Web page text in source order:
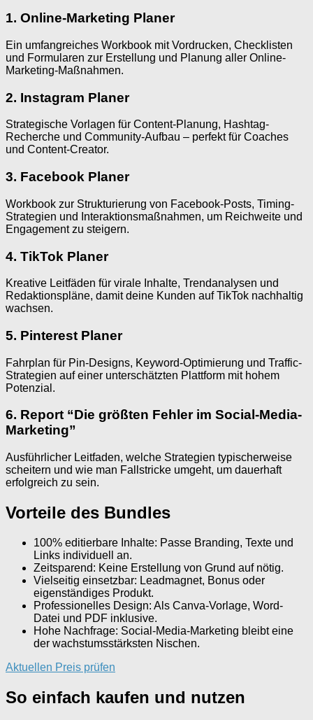
1. Online-Marketing Planer
Ein umfangreiches Workbook mit Vordrucken, Checklisten
und Formularen zur Erstellung und Planung aller Online-
Marketing-Maßnahmen.
2. Instagram Planer
Strategische Vorlagen für Content-Planung, Hashtag-
Recherche und Community-Aufbau – perfekt für Coaches
und Content-Creator.
3. Facebook Planer
Workbook zur Strukturierung von Facebook-Posts, Timing-
Strategien und Interaktionsmaßnahmen, um Reichweite und
Engagement zu steigern.
4. TikTok Planer
Kreative Leitfäden für virale Inhalte, Trend­analysen und
Redaktions­pläne, damit deine Kunden auf TikTok nachhaltig
wachsen.
5. Pinterest Planer
Fahrplan für Pin-Designs, Keyword-Optimierung und Traffic-
Strategien auf einer unterschätzten Plattform mit hohem
Potenzial.
6. Report “Die größten Fehler im Social-Media-
Marketing”
Ausführlicher Leitfaden, welche Strategien typischerweise
scheitern und wie man Fallstricke umgeht, um dauerhaft
erfolgreich zu sein.
Vorteile des Bundles
100% editierbare Inhalte: Passe Branding, Texte und
Links individuell an.
Zeitsparend: Keine Erstellung von Grund auf nötig.
Vielseitig einsetzbar: Leadmagnet, Bonus oder
eigenständiges Produkt.
Professionelles Design: Als Canva-Vorlage, Word-
Datei und PDF inklusive.
Hohe Nachfrage: Social-Media-Marketing bleibt eine
der wachstumsstärksten Nischen.
Aktuellen Preis prüfen
So einfach kaufen und nutzen